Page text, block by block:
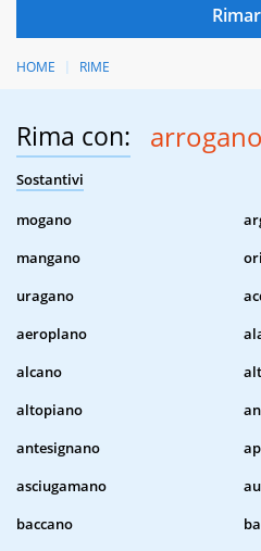
HOME RIME
Rima con: arrogano
Sostantivi
mogano
mangano
uragano
aeroplano
alcano
altopiano
antesignano
asciugamano
baccano